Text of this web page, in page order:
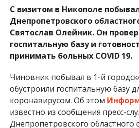
С визитом в Никополе
Днепропетровского
Святослав Олейник. Он
госпитальную базу и
принимать больных COVID 19.
Чиновник побывал в 1-й
обустроили госпитальную базу
коронавирусом. Об этом
известно из сообщения пресс-
Днепропетровского областного